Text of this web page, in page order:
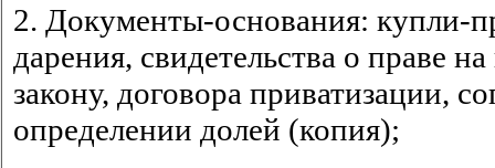
2. Документы-основания: купли-
дарения, свидетельства о праве
закону, договора приватизации,
определении долей (копия);